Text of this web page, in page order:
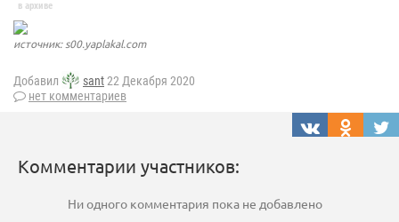
в архиве
источник: s00.yaplakal.com
Добавил sant22 Декабря 2020
нет комментариев
Комментарии участников:
Ни одного комментария пока не добавлено